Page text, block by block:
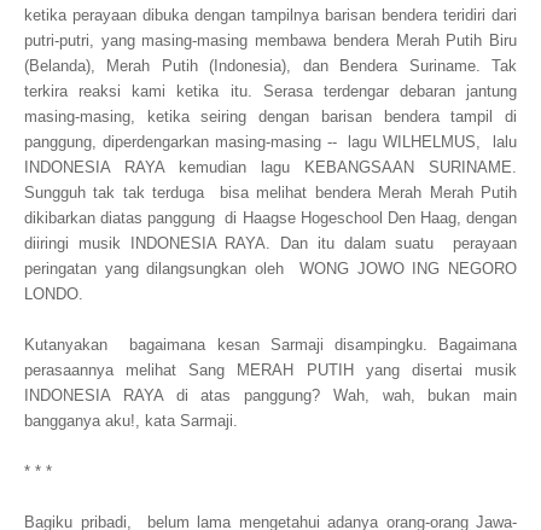
ketika perayaan dibuka dengan tampilnya barisan bendera teridiri dari
putri-putri, yang masing-masing membawa bendera Merah Putih Biru
(Belanda), Merah Putih (Indonesia), dan Bendera Suriname. Tak
terkira reaksi kami ketika itu. Serasa terdengar debaran jantung
masing-masing, ketika seiring dengan barisan bendera tampil di
panggung, diperdengarkan masing-masing -- lagu WILHELMUS, lalu
INDONESIA RAYA kemudian lagu KEBANGSAAN SURINAME.
Sungguh tak tak terduga bisa melihat bendera Merah Merah Putih
dikibarkan diatas panggung di Haagse Hogeschool Den Haag, dengan
diiringi musik INDONESIA RAYA. Dan itu dalam suatu perayaan
peringatan yang dilangsungkan oleh WONG JOWO ING NEGORO
LONDO.
Kutanyakan bagaimana kesan Sarmaji disampingku. Bagaimana
perasaannya melihat Sang MERAH PUTIH yang disertai musik
INDONESIA RAYA di atas panggung? Wah, wah, bukan main
bangganya aku!, kata Sarmaji.
* * *
Bagiku pribadi, belum lama mengetahui adanya orang-orang Jawa-